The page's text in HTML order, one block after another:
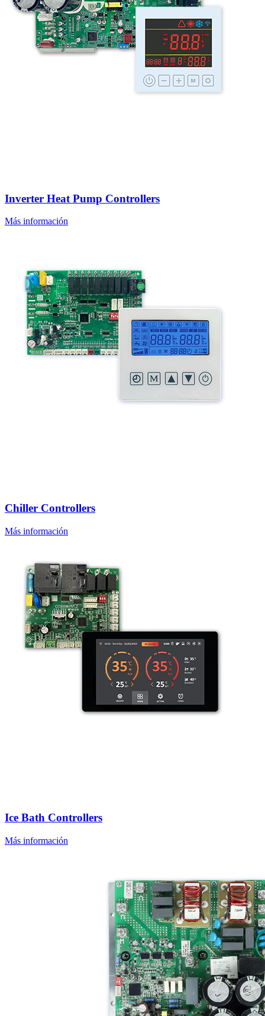
Inverter Heat Pump Controllers
Más información
Chiller Controllers
Más información
Ice Bath Controllers
Más información